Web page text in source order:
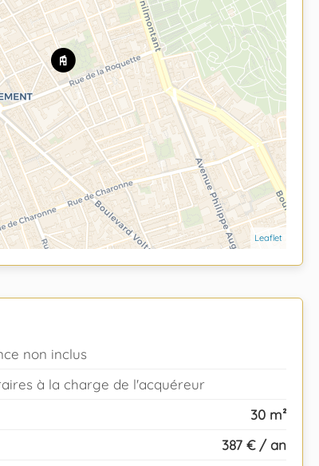
Leaflet
non inclus
à la charge de l'acquéreur
30 m²
387 € / an